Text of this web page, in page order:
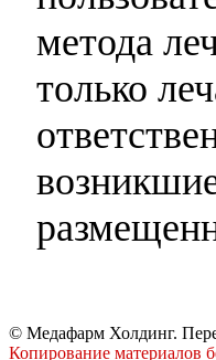
метода
только
© Медафарм Холдинг.
Копирование материалов